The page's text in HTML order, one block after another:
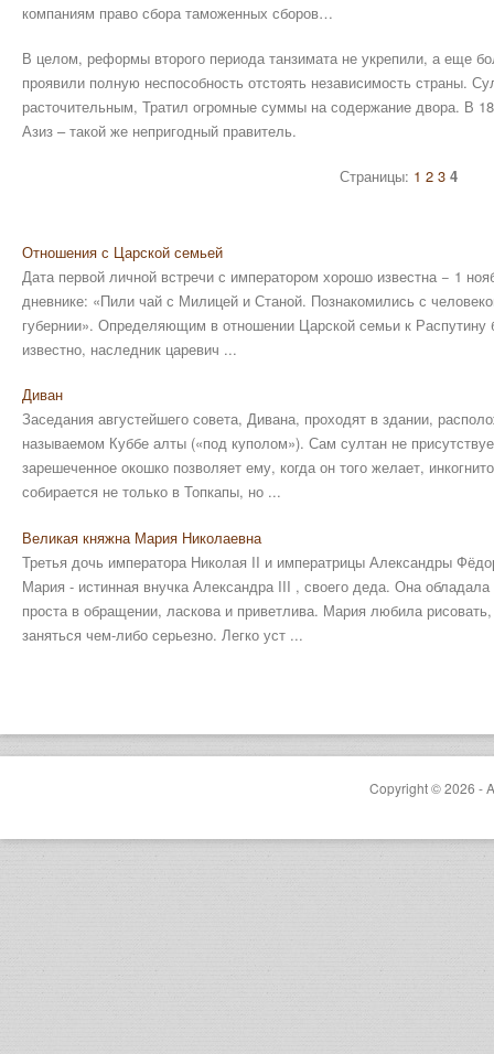
компаниям право сбора таможенных сборов…
В целом, реформы второго периода танзимата не укрепили, а еще
проявили полную неспособность отстоять независимость страны.
расточительным, Тратил огромные суммы на содержание двора. В
Азиз – такой же непригодный правитель.
Страницы: 1 2 3 4
Отношения с Царской семьей
Дата первой личной встречи с императором хорошо известна − 1
дневнике: «Пили чай с Милицей и Станой. Познакомились с
губернии». Определяющим в отношении Царской семьи к Распутину
известно, наследник царевич ...
Диван
Заседания августейшего совета, Дивана, проходят в здании,
называемом Куббе алты («под куполом»). Сам султан не
зарешеченное окошко позволяет ему, когда он того желает,
собирается не только в Топкапы, но ...
Великая княжна Мария Николаевна
Третья дочь императора Николая II и императрицы Александры
Мария - истинная внучка Александра III , своего деда. Она
проста в обращении, ласкова и приветлива. Мария любила
заняться чем-либо серьезно. Легко уст ...
Copyright © 2026 -